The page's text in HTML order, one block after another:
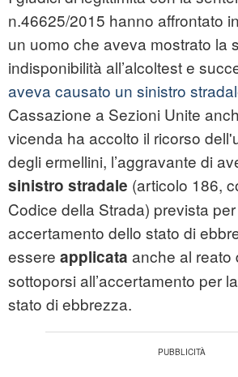
n.46625/2015 hanno affrontato
un uomo che aveva mostrato la
indisponibilità all’alcoltest e
aveva causato un sinistro
Cassazione a Sezioni Unite
vicenda ha accolto il ricorso
degli ermellini, l’aggravante di
sinistro stradale (articolo 186,
Codice della Strada) prevista
accertamento dello stato di
essere applicata anche al reato
sottoporsi all’accertamento per
stato di ebbrezza.